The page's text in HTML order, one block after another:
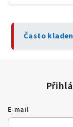
Často
E-mail